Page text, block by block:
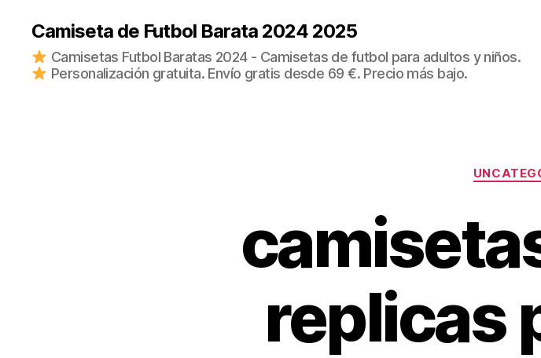
Camiseta de Futbol Barata 2024 2025
Camisetas Futbol Baratas 2024 - Camisetas de futbol para adultos y niños.
Personalización gratuita. Envío gratis desde 69 €. Precio más bajo.
replicas